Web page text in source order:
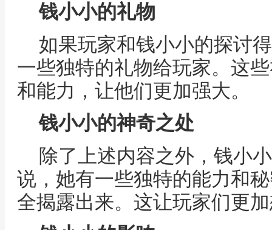
钱小小的礼物
如果玩家和钱小小的探讨
一些独特的礼物给玩家。这
和能力，让他们更加强大。
钱小小的神奇之处
除了上述内容之外，钱小
说，她有一些独特的能力和
全揭露出来。这让玩家们更